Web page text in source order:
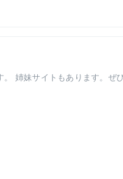
姉妹サイトもあります。ぜ